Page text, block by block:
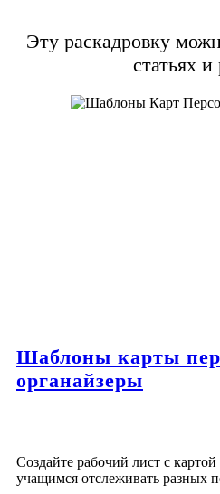
Эту раскадровку
статьях и
Шаблоны карты
органайзеры
Создайте рабочий лист с
учащимся отслеживать разных